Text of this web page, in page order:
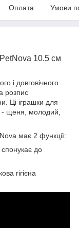
Оплата Умови
10.5 см
і довговічного
розпис
Ці іграшки для
- щеня, молодий,
має 2 функції:
спонукає до
гігієна